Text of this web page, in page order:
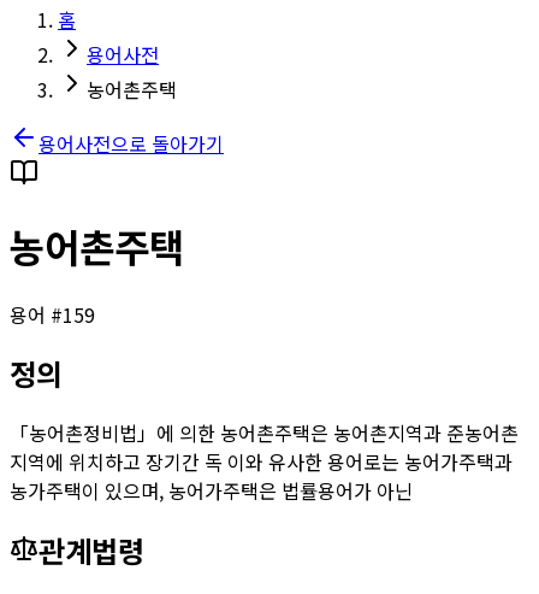
홈
용어사전
농어촌주택
용어사전으로 돌아가기
농어촌주택
용어 #159
정의
「농어촌정비법」에 의한 농어촌주택은 농어촌지역과 준농어촌
지역에 위치하고 장기간 독 이와 유사한 용어로는 농어가주택과
농가주택이 있으며, 농어가주택은 법률용어가 아닌
관계법령